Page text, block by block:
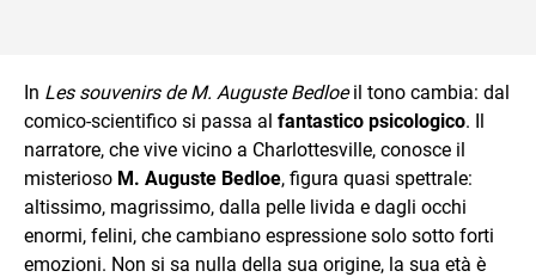
In Les souvenirs de M. Auguste Bedloeil tono cambia: dal
comico‑scientifico si passa al fantastico psicologico. Il
narratore, che vive vicino a Charlottesville, conosce il
misterioso M. Auguste Bedloe, figura quasi spettrale:
altissimo, magrissimo, dalla pelle livida e dagli occhi
enormi, felini, che cambiano espressione solo sotto forti
emozioni. Non si sa nulla della sua origine, la sua età è